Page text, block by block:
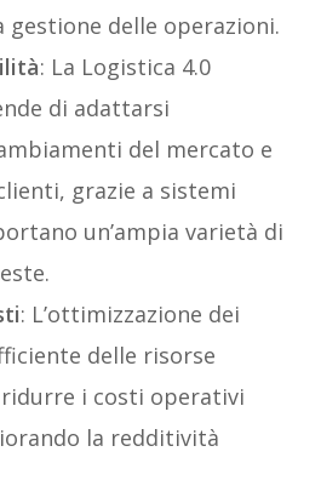
gestione delle operazioni.
: La Logistica 4.0
di adattarsi
del mercato e
grazie a sistemi
un’ampia varietà di
: L’ottimizzazione dei
delle risorse
i costi operativi
la redditività